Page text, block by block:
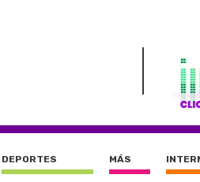
DEPORTES MÁS